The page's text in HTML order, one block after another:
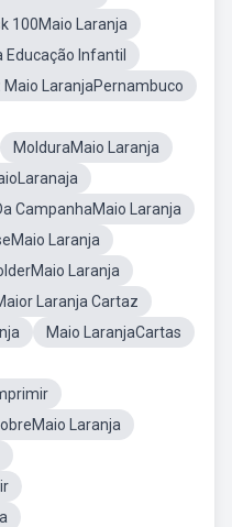
100Maio Laranja
Infantil
Maio LaranjaPernambuco
MolduraMaio Laranja
CampanhaMaio Laranja
Laranja
Laranja
Laranja Cartaz
Maio LaranjaCartas
Laranja